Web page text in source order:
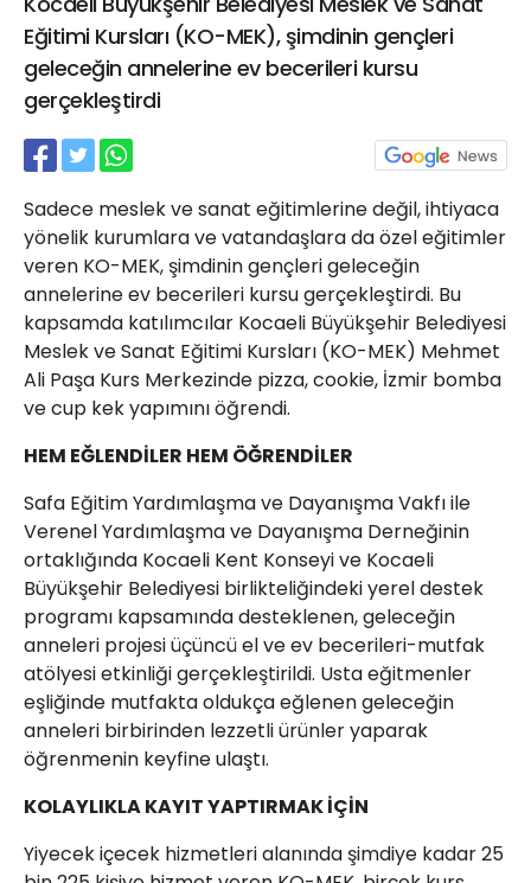
Eğitimi Kursları (KO-MEK), şimdinin gençleri
geleceğin annelerine ev becerileri kursu
gerçekleştirdi
Sadece meslek ve sanat eğitimlerine değil, ihtiyaca
yönelik kurumlara ve vatandaşlara da özel eğitimler
veren KO-MEK, şimdinin gençleri geleceğin
annelerine ev becerileri kursu gerçekleştirdi. Bu
kapsamda katılımcılar Kocaeli Büyükşehir Belediyesi
Meslek ve Sanat Eğitimi Kursları (KO-MEK) Mehmet
Ali Paşa Kurs Merkezinde pizza, cookie, İzmir bomba
ve cup kek yapımını öğrendi.
HEM EĞLENDİLER HEM ÖĞRENDİLER
Safa Eğitim Yardımlaşma ve Dayanışma Vakfı ile
Verenel Yardımlaşma ve Dayanışma Derneğinin
ortaklığında Kocaeli Kent Konseyi ve Kocaeli
Büyükşehir Belediyesi birlikteliğindeki yerel destek
programı kapsamında desteklenen, geleceğin
anneleri projesi üçüncü el ve ev becerileri-mutfak
atölyesi etkinliği gerçekleştirildi. Usta eğitmenler
eşliğinde mutfakta oldukça eğlenen geleceğin
anneleri birbirinden lezzetli ürünler yaparak
öğrenmenin keyfine ulaştı.
KOLAYLIKLA KAYIT YAPTIRMAK İÇİN
Yiyecek içecek hizmetleri alanında şimdiye kadar 25
21 Gölcük
02624132333